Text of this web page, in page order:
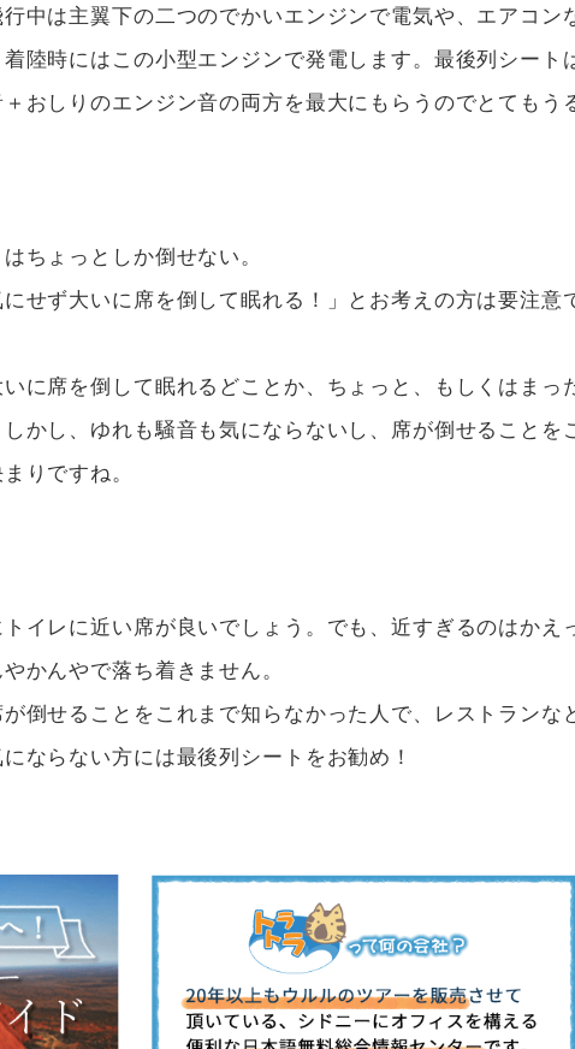
中は主翼下の二つのでかいエンジンで電気や、エアコン
陸時にはこの小型エンジンで発電します。最後列シート
おしりのエンジン音の両方を最大にもらうのでとてもう
ちょっとしか倒せない。
にせず大いに席を倒して眠れる！」とお考えの方は要注意
に席を倒して眠れるどことか、ちょっと、もしくはまっ
かし、ゆれも騒音も気にならないし、席が倒せることを
りですね。
イレに近い席が良いでしょう。でも、近すぎるのはかえ
かんやで落ち着きません。
倒せることをこれまで知らなかった人で、レストランな
ならない方には最後列シートをお勧め！